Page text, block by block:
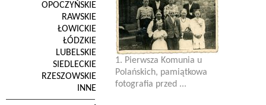
OPOCZYŃSKIE
RAWSKIE
ŁOWICKIE
ŁÓDZKIE
LUBELSKIE
SIEDLECKIE
RZESZOWSKIE
INNE
1. Pierwsza Komunia u
Polańskich, pamiątkowa
fotografia przed ...